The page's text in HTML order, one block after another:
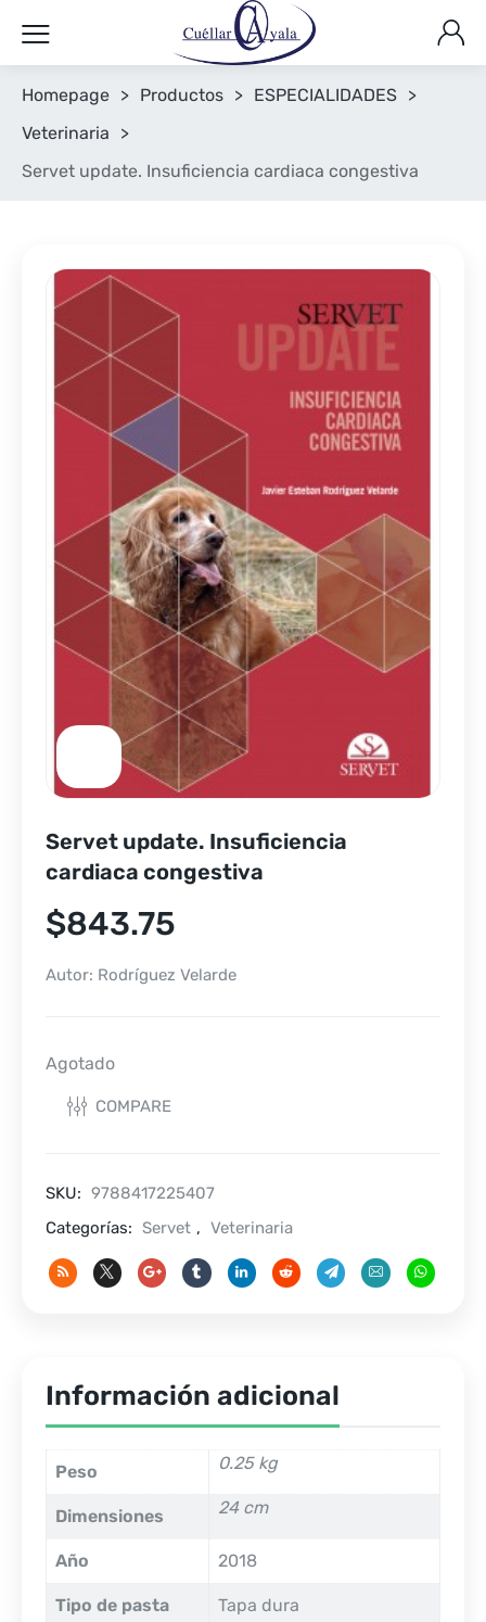
Homepage > Productos > ESPECIALIDADES >
Veterinaria
>
Servet update. Insuficiencia cardiaca congestiva
Servet update. Insuficiencia
cardiaca congestiva
$843.75
Autor: Rodríguez Velarde
Agotado
COMPARE
SKU: 9788417225407
Categorías: Servet , Veterinaria
Información adicional
Peso 0.25 kg
Dimensiones 24 cm
Año 2018
Tipo de pasta Tapa dura